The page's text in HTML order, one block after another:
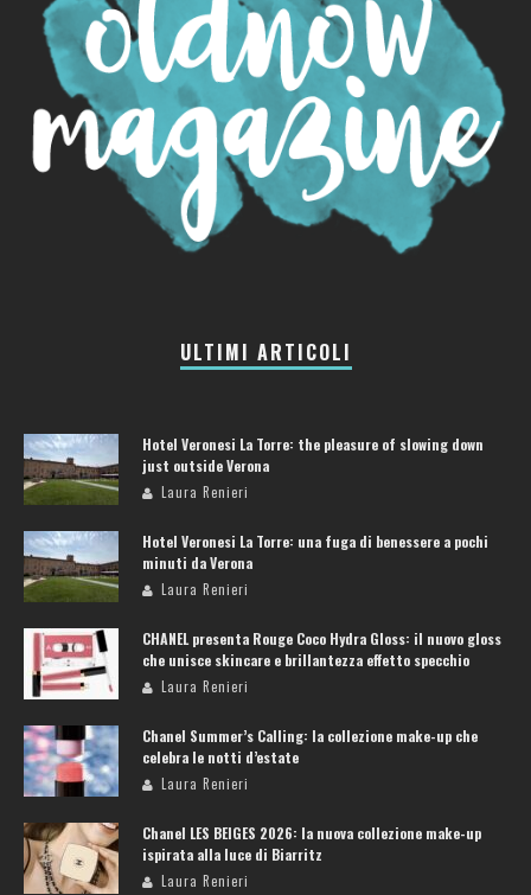
ULTIMI ARTICOLI
Hotel Veronesi La Torre: the pleasure of slowing down
just outside Verona
Laura Renieri
Hotel Veronesi La Torre: una fuga di benessere a pochi
minuti da Verona
Laura Renieri
CHANEL presenta Rouge Coco Hydra Gloss: il nuovo gloss
che unisce skincare e brillantezza effetto specchio
Laura Renieri
Chanel Summer’s Calling: la collezione make-up che
celebra le notti d’estate
Laura Renieri
Chanel LES BEIGES 2026: la nuova collezione make-up
ispirata alla luce di Biarritz
Laura Renieri